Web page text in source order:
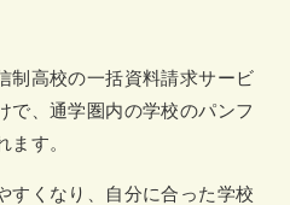
制高校の一括資料請求サービ
で、通学圏内の学校のパンフ
ます。
すくなり、自分に合った学校